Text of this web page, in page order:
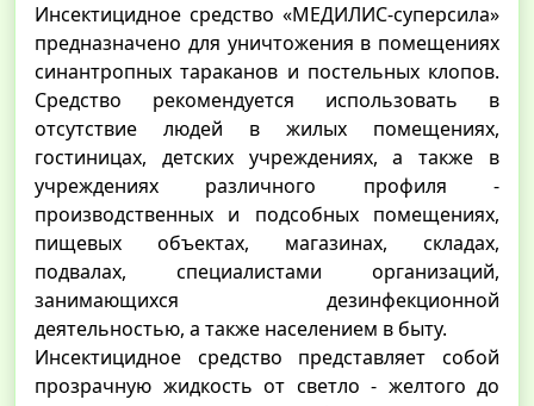
Инсектицидное средство «МЕДИЛИС-суперсила»
предназначено для уничтожения в помещениях
синантропных тараканов и постельных клопов.
Средство рекомендуется использовать в
отсутствие людей в жилых помещениях,
гостиницах, детских учреждениях, а также в
учреждениях различного профиля -
производственных и подсобных помещениях,
пищевых объектах, магазинах, складах,
подвалах, специалистами организаций,
занимающихся дезинфекционной
деятельностью, а также населением в быту.
Инсектицидное средство представляет собой
прозрачную жидкость от светло - желтого до